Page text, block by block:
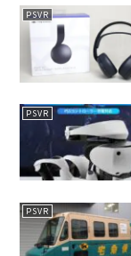
PSVR
PSVR
PSVR